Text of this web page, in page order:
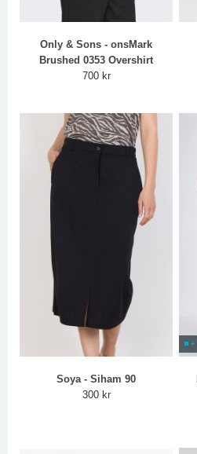
Only & Sons - onsMark
Brushed 0353 Overshirt
700 kr
Soya - Siham 90
300 kr